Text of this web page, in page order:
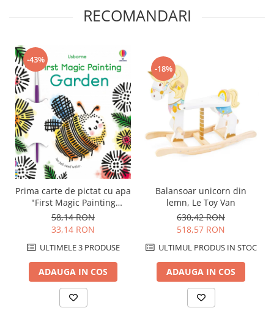
RECOMANDARI
-43%
Prima carte de pictat cu apa
"First Magic Painting
Garden", Usborne
58,14 RON
33,14 RON
ULTIMELE 3 PRODUSE
ADAUGA IN COS
-18%
Balansoar unicorn din
lemn, Le Toy Van
630,42 RON
518,57 RON
ULTIMUL PRODUS IN STOC
ADAUGA IN COS